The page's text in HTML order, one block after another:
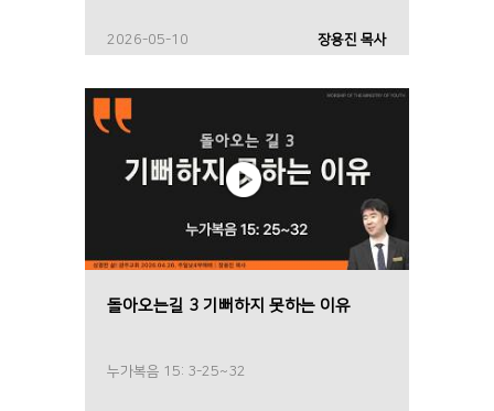
2026-05-10 장용진 목사
돌아오는길 3 기뻐하지 못하는 이유
누가복음 15: 3-25~32